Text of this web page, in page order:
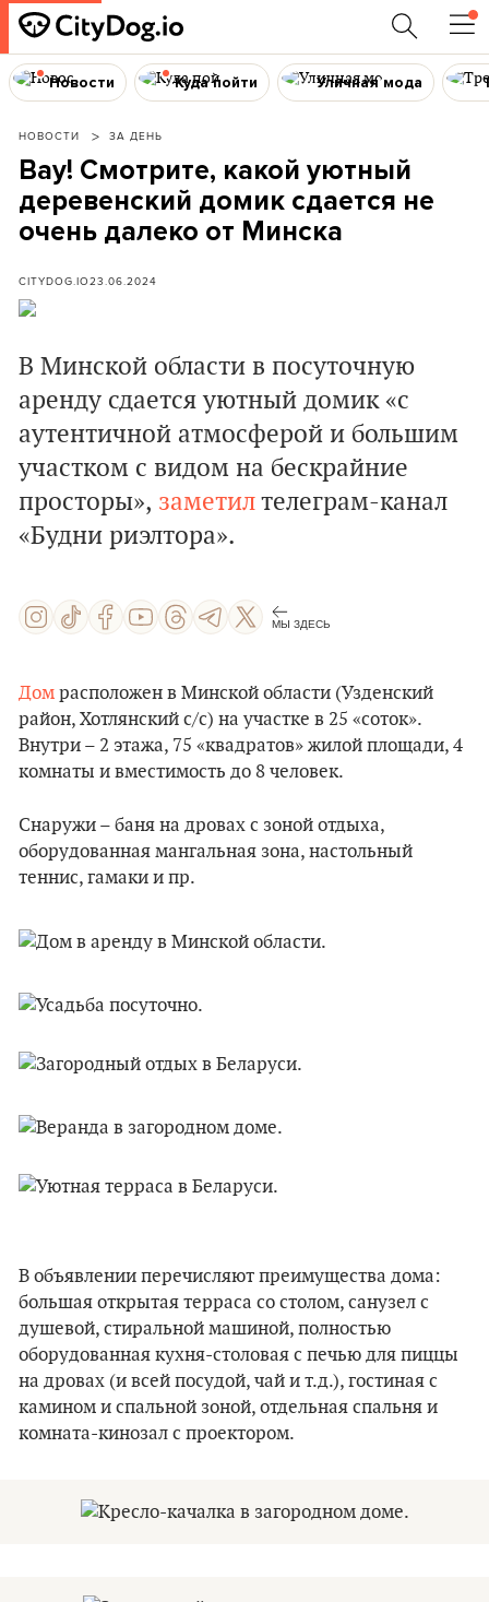
Новости Куда пойти Уличная мода
НОВОСТИ ЗА ДЕНЬ
Вау! Смотрите, какой уютный
деревенский домик сдается не
очень далеко от Минска
CITYDOG.IO23.06.2024
В Минской области в посуточную
аренду сдается уютный домик «с
аутентичной атмосферой и большим
участком с видом на бескрайние
просторы», заметилтелеграм-канал
«Будни риэлтора».
МЫ ЗДЕСЬ
Дом расположен в Минской области (Узденский
район, Хотлянский с/с) на участке в 25 «соток».
Внутри – 2 этажа, 75 «квадратов» жилой площади, 4
комнаты и вместимость до 8 человек.
Снаружи – баня на дровах с зоной отдыха,
оборудованная мангальная зона, настольный
теннис, гамаки и пр.
В объявлении перечисляют преимущества дома:
большая открытая терраса со столом, санузел с
душевой, стиральной машиной, полностью
оборудованная кухня-столовая с печью для пиццы
на дровах (и всей посудой, чай и т.д.), гостиная с
камином и спальной зоной, отдельная спальня и
комната-кинозал с проектором.